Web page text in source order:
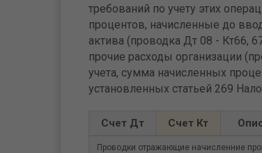
требований по учету этих
процентов, начисленные до
актива (проводка Дт 08 - Кт66,
прочие расходы организации
учета, сумма начисленных
установленных статьей 269
Счет Дт Счет Кт
Проводки отражающие начисленние